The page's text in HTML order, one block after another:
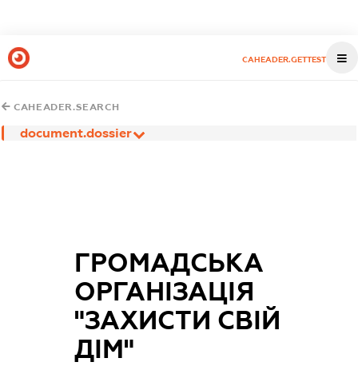
CAHEADER.GETTEST
CAHEADER.SEARCH
document.dossier
ГРОМАДСЬКА
ОРГАНІЗАЦІЯ
"ЗАХИСТИ СВІЙ
ДІМ"